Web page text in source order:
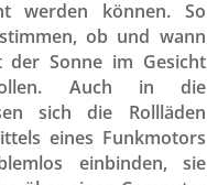
werden können. So
ob und wann
der Sonne im Gesicht
Auch in die
sich die Rollläden
eines Funkmotors
einbinden, sie